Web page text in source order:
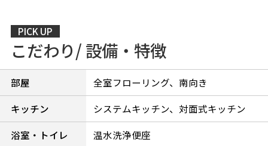
PICK UP
こだわり/ 設備・特徴
部屋
全室フローリング、南向き
キッチン
システムキッチン、対面式キッチン
浴室・トイレ
温水洗浄便座